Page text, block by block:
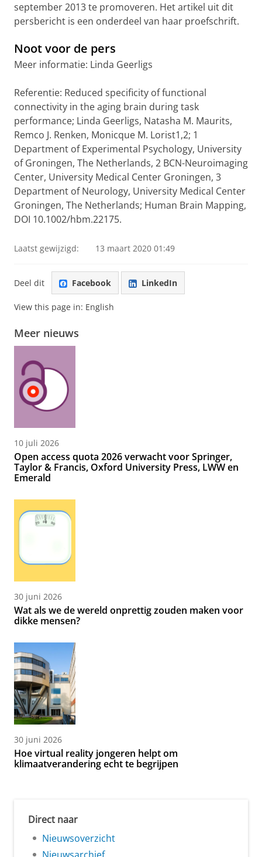
september 2013 te promoveren. Het artikel uit dit
persbericht is een onderdeel van haar proefschrift.
Noot voor de pers
Meer informatie: Linda Geerligs
Referentie: Reduced specificity of functional
connectivity in the aging brain during task
performance; Linda Geerligs, Natasha M. Maurits,
Remco J. Renken, Monicque M. Lorist1,2; 1
Department of Experimental Psychology, University
of Groningen, The Netherlands, 2 BCN-Neuroimaging
Center, University Medical Center Groningen, 3
Department of Neurology, University Medical Center
Groningen, The Netherlands; Human Brain Mapping,
DOI 10.1002/hbm.22175.
Laatst gewijzigd: 13 maart 2020 01:49
Deel dit Facebook LinkedIn
View this page in: English
Meer nieuws
10 juli 2026
Open access quota 2026 verwacht voor Springer,
Taylor & Francis, Oxford University Press, LWW en
Emerald
30 juni 2026
Wat als we de wereld onprettig zouden maken voor
dikke mensen?
30 juni 2026
Hoe virtual reality jongeren helpt om
klimaatverandering echt te begrijpen
Direct naar
Nieuwsoverzicht